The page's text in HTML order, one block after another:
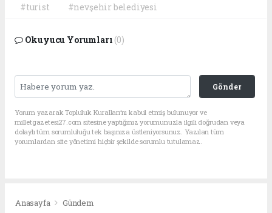
#turist
#nevşehir belediyesi
Okuyucu Yorumları (0)
Gönder
Yorum yazarak Topluluk Kuralları’nı kabul etmiş bulunuyor ve
milletgazetesi27.com sitesine yaptığınız yorumunuzla ilgili doğrudan veya
dolaylı tüm sorumluluğu tek başınıza üstleniyorsunuz. Yazılan tüm
yorumlardan site yönetimi hiçbir şekilde sorumlu tutulamaz.
Anasayfa Gündem